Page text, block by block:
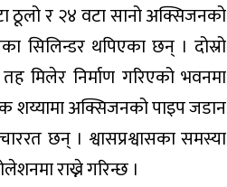
ठूलो र २४ वटा सानो अक्सिजनको
सिलिन्डर थपिएका छन् । दोस्रो
मिलेर निर्माण गरिएको भवनमा
शय्यामा अक्सिजनको पाइप जडान
छन् । श्वासप्रश्वासका समस्या
राख्ने गरिन्छ ।